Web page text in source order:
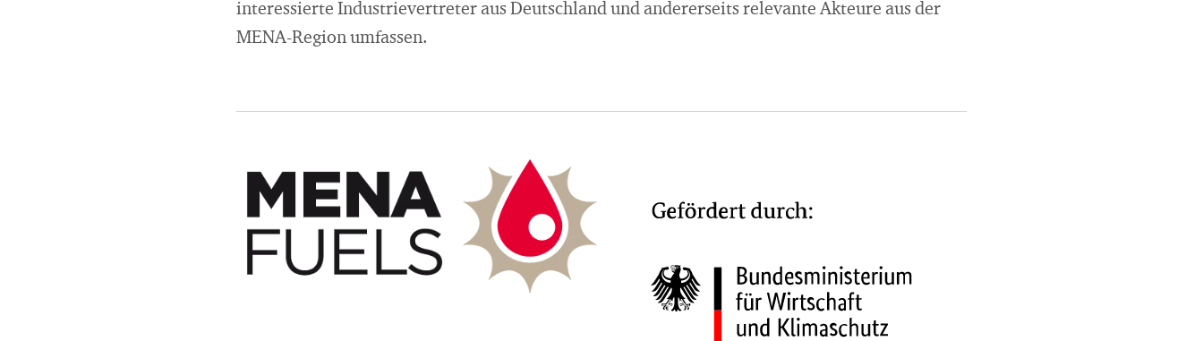
interessierte Industrievertreter aus Deutschland und andererseits relevante Akteure aus der
MENA-Region umfassen.